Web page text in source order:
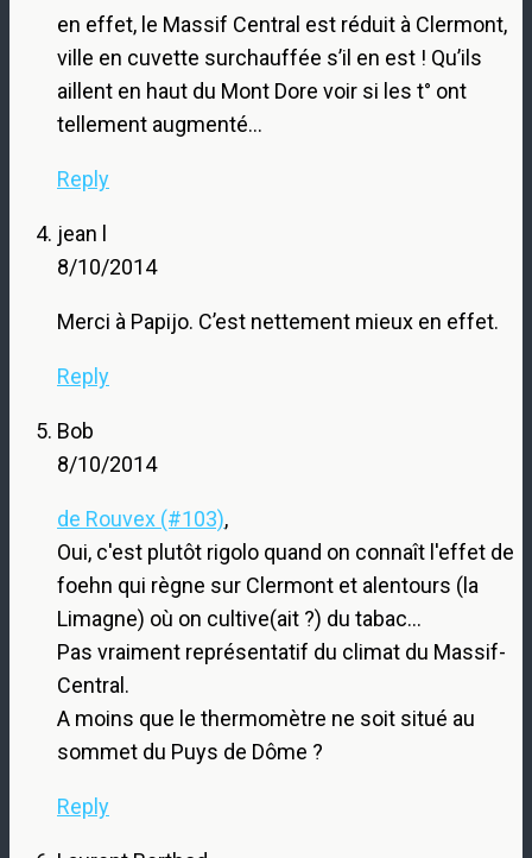
en effet, le Massif Central est réduit à Clermont,
ville en cuvette surchauffée s’il en est ! Qu’ils
aillent en haut du Mont Dore voir si les t° ont
tellement augmenté…
Reply
jean l
8/10/2014
Merci à Papijo. C’est nettement mieux en effet.
Reply
Bob
8/10/2014
de Rouvex (#103),
Oui, c'est plutôt rigolo quand on connaît l'effet de
foehn qui règne sur Clermont et alentours (la
Limagne) où on cultive(ait ?) du tabac…
Pas vraiment représentatif du climat du Massif-
Central.
A moins que le thermomètre ne soit situé au
sommet du Puys de Dôme ?
Reply